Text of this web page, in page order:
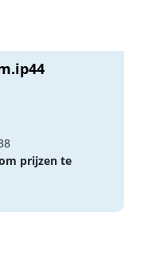
prijzen te